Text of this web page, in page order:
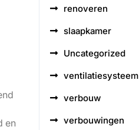
en
renoveren
slaapkamer
Uncategorized
ventilatiesysteem
verbouw
verbouwingen